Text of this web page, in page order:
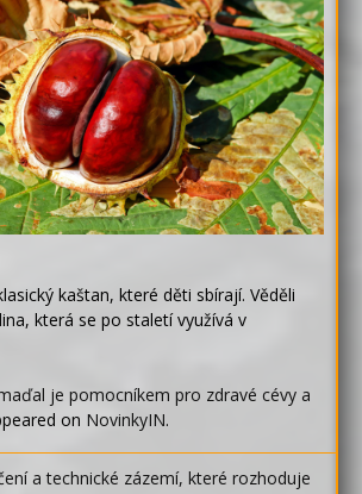
kaštan, které děti sbírají. Věděli
která se po staletí využívá v
je pomocníkem pro zdravé cévy a
on NovinkyIN.
a technické zázemí, které rozhoduje